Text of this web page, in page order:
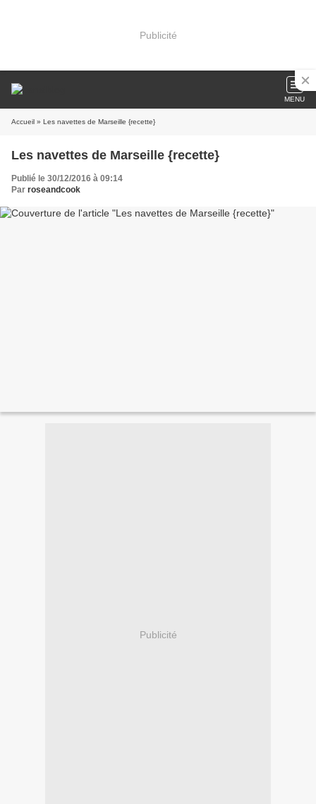
Publicité
MENU
Accueil » Les navettes de Marseille {recette}
Les navettes de Marseille {recette}
Publié le 30/12/2016 à 09:14
Par roseandcook
Publicité